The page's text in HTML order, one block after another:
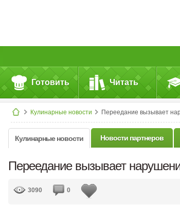
Готовить Читать
Кулинарные новости Переедание вызывает
Кулинарные новости Новости партнеров
Переедание вызывает
3090 0